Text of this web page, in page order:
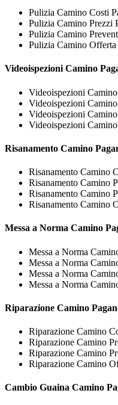
Pulizia Camino Costi
Pulizia Camino Prezzi
Pulizia Camino
Pulizia Camino
Videoispezioni Camino
Videoispezioni
Videoispezioni
Videoispezioni
Videoispezioni
Risanamento Camino
Risanamento Camino
Risanamento Camino
Risanamento Camino
Risanamento Camino
Messa a Norma Camino
Messa a Norma
Messa a Norma
Messa a Norma
Messa a Norma
Riparazione Camino
Riparazione Camino
Riparazione Camino
Riparazione Camino
Riparazione Camino
Cambio Guaina Camino